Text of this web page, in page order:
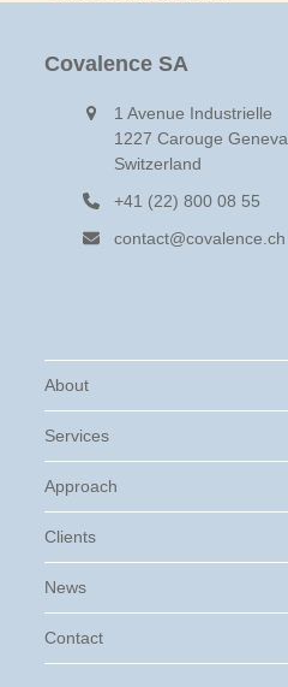
Covalence SA
1 Avenue Industrielle
1227 Carouge Geneva
Switzerland
+41 (22) 800 08 55
contact@covalence.ch
About
Services
Approach
Clients
News
Contact